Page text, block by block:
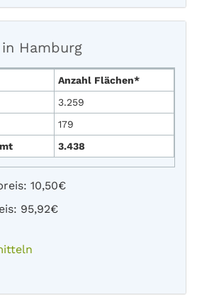
Hamburg
Anzahl Flächen*
3.259
179
3.438
10,50€
95,92€